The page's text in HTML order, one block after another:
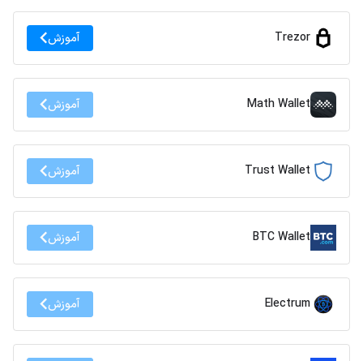
Trezor آموزش
Math Wallet آموزش
Trust Wallet آموزش
BTC Wallet آموزش
Electrum آموزش